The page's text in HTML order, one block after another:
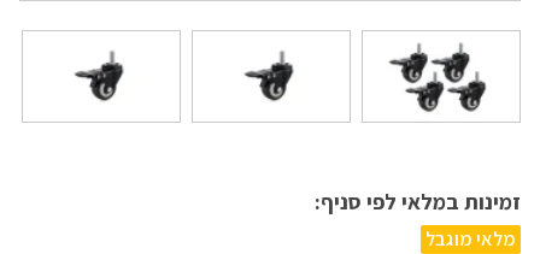
זמינות במלאי לפי סניף:
מלאי מוגבל